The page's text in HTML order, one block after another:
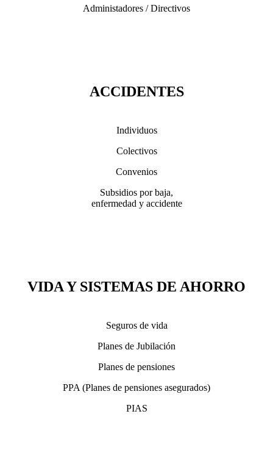
Administadores / Directivos
ACCIDENTES
Individuos
Colectivos
Convenios
Subsidios por baja,
enfermedad y accidente
VIDA Y SISTEMAS DE AHORRO
Seguros de vida
Planes de Jubilación
Planes de pensiones
PPA (Planes de pensiones asegurados)
PIAS